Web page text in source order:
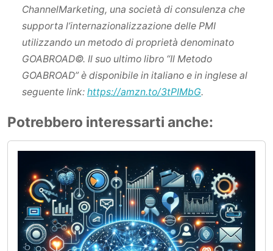
ChannelMarketing, una società di consulenza che
supporta l’internazionalizzazione delle PMI
utilizzando un metodo di proprietà denominato
GOABROAD©. Il suo ultimo libro “Il Metodo
GOABROAD” è disponibile in italiano e in inglese al
seguente link: https://amzn.to/3tPIMbG.
Potrebbero interessarti anche: